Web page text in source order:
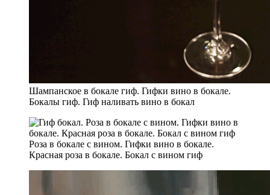
Шампанское в бокале гиф. Гифки вино в бокале.
Бокалы гиф. Гиф наливать вино в бокал
Роза в бокале с вином. Гифки вино в бокале.
Красная роза в бокале. Бокал с вином гиф